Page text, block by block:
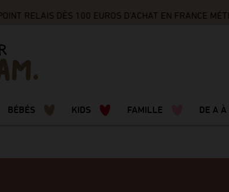
RELAIS DÈS 100 EUROS D'ACHAT EN FRANCE
BÉBÉS KIDS FAMILLE DE A À